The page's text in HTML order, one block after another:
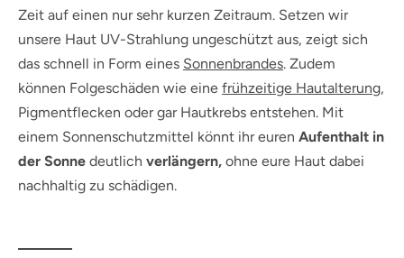
Zeit auf einen nur sehr kurzen Zeitraum. Setzen wir
unsere Haut UV-Strahlung ungeschützt aus, zeigt sich
das schnell in Form eines Sonnenbrandes. Zudem
können Folgeschäden wie eine frühzeitige Hautalterung,
Pigmentflecken oder gar Hautkrebs entstehen. Mit
einem Sonnenschutzmittel könnt ihr euren Aufenthalt in
der Sonne deutlich verlängern, ohne eure Haut dabei
nachhaltig zu schädigen.